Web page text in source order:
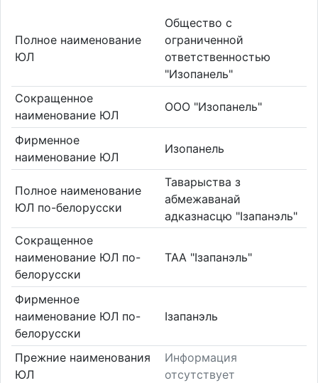
Полное наименование
ЮЛ
Общество с
ограниченной
ответственностью
"Изопанель"
Сокращенное
наименование ЮЛ
ООО "Изопанель"
Фирменное
наименование ЮЛ
Изопанель
Полное наименование
ЮЛ по-белорусски
Таварыства з
абмежаванай
адказнасцю "Ізапанэль"
Сокращенное
наименование ЮЛ по-
белорусски
ТАА "Ізапанэль"
Фирменное
наименование ЮЛ по-
белорусски
Ізапанэль
Прежние наименования
ЮЛ
Информация
отсутствует